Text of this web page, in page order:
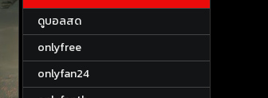
ดูบอลสด
onlyfree
onlyfan24